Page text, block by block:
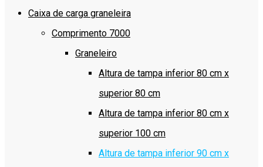
Caixa de carga graneleira
Comprimento 7000
Graneleiro
Altura de tampa inferior 80 cm x
superior 80 cm
Altura de tampa inferior 80 cm x
superior 100 cm
Altura de tampa inferior 90 cm x